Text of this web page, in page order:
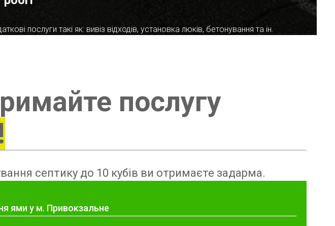
послуги такі як: вивіз відходів, установка люків, бетонування та ін.
послугу
септику до 10 кубів ви отримаєте задарма.
ями у м. Привокзальне